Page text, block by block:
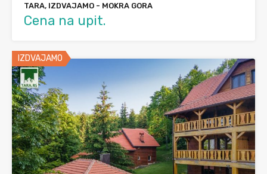
TARA, IZDVAJAMO - MOKRA GORA
Cena na upit.
IZDVAJAMO